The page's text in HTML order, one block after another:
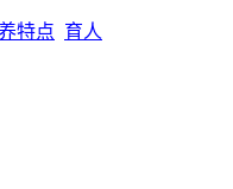
特点 育人